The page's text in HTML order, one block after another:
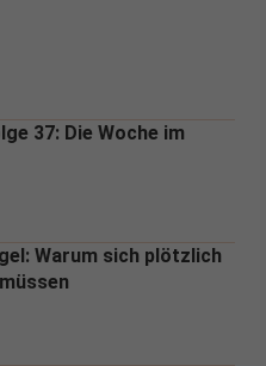
37: Die Woche im
Warum sich plötzlich